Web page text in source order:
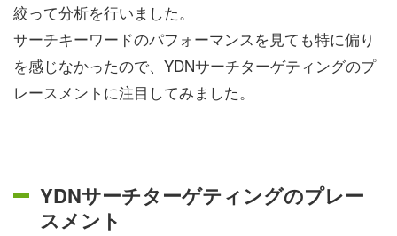
絞って分析を行いました。
サーチキーワードのパフォーマンスを見ても特に偏り
を感じなかったので、YDNサーチターゲティングのプ
レースメントに注目してみました。
YDNサーチターゲティングのプレー
スメント